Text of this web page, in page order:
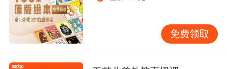
个时长对三到六岁的孩子来说刚刚好，既不会造
成负担，又能保证持续的输入。 还有一点值得提
醒：不要频繁换教材。我见过不少家长，牛津阅
读树读了一个月觉得进度慢，换成RAZ；RAZ读
了两周又听说海尼曼好，再换。这样换来换去，
免费领取